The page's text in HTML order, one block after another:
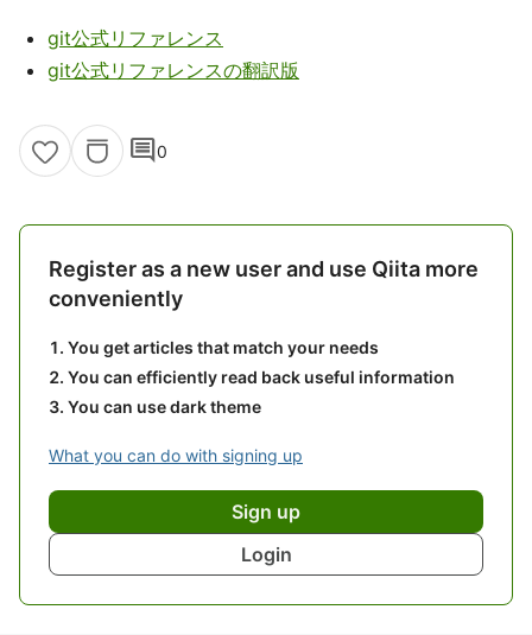
git公式リファレンス
git公式リファレンスの翻訳版
comment0
Register as a new user and use Qiita more
conveniently
You get articles that match your needs
You can efficiently read back useful information
You can use dark theme
What you can do with signing up
Sign up
Login